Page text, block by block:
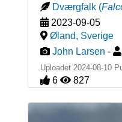
Dværgfalk (
2023-09-05
Øland, Sverige
John Larsen -
Uploadet 2024-08-10
6 827